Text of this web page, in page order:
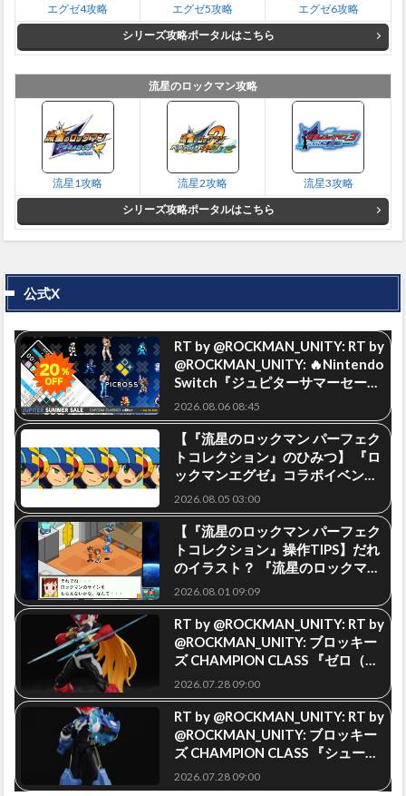
エグゼ4攻略 エグゼ5攻略
エグゼ6攻略
シリーズ攻略ポータルはこちら
流星のロックマン攻略
流星1攻略 流星2攻略
流星3攻略
シリーズ攻略ポータルはこちら
公式X